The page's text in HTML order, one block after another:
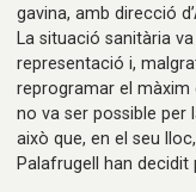
gavina, amb direcció
La situació sanitària
representació i,
reprogramar el màxim
no va ser possible per
això que, en el seu
Palafrugell han decidit